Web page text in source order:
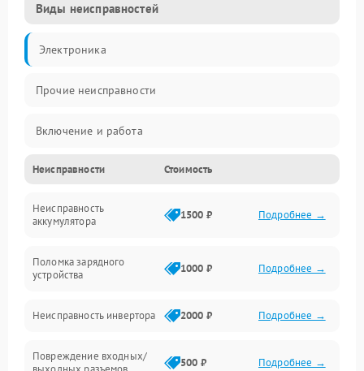
Виды неисправностей
Электроника
Прочие неисправности
Включение и работа
Работа с нагрузкой
Звук и индикация
Неисправности Стоимость
Неисправность
аккумулятора
1500 ₽ Подробнее →
Поломка зарядного
устройства
1000 ₽ Подробнее →
Неисправность инвертора 2000 ₽ Подробнее →
Повреждение входных/
500 ₽ Подробнее →